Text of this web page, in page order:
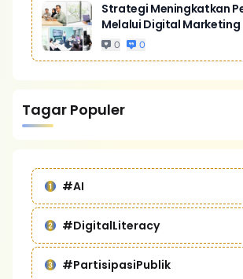
Strategi Meningkatkan
Melalui Digital Marketing
Bisnis Yang Lebih
0 0
Tagar Populer
#AI
#DigitalLiteracy
#PartisipasiPublik